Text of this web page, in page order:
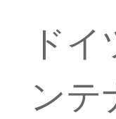
ド
ン